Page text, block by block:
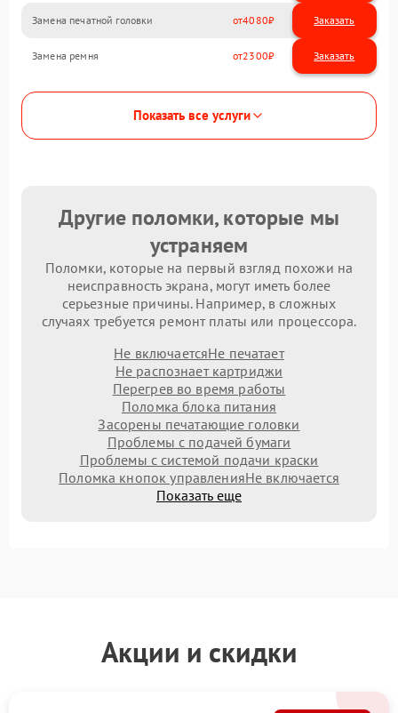
Замена печатной головки 4080
Замена ремня 2300
Показать все услуги
Другие поломки, которые мы
устраняем
Поломки, которые на первый взгляд похожи на
неисправность экрана, могут иметь более
серьезные причины. Например, в сложных
случаях требуется ремонт платы или процессора.
Не включаетсяНе печатает
Не распознает картриджи
Перегрев во время работы
Поломка блока питания
Засорены печатающие головки
Проблемы с подачей бумаги
Проблемы с системой подачи краски
Поломка кнопок управленияНе включается
Показать еще
Акции и скидки